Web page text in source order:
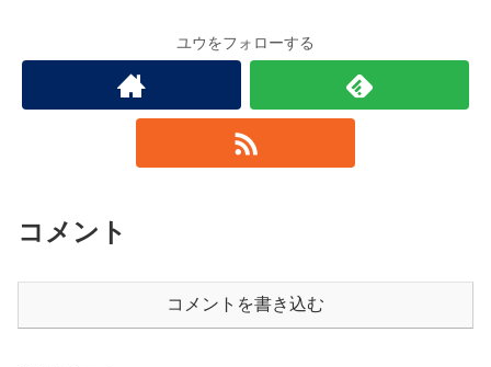
ユウをフォローする
コメント
コメントを書き込む